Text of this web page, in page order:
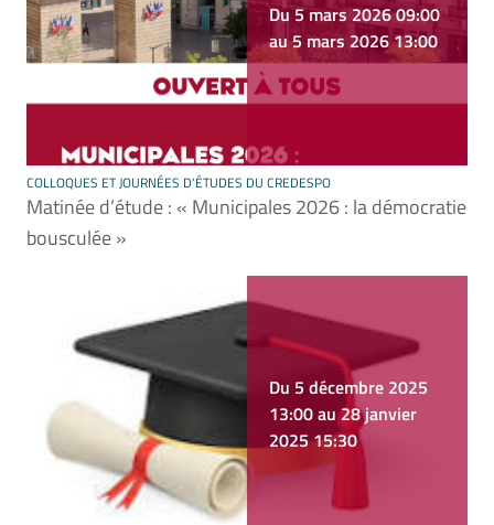
Du 5 mars 2026 09:00
au 5 mars 2026 13:00
COLLOQUES ET JOURNÉES D'ÉTUDES DU CREDESPO
Matinée d’étude : « Municipales 2026 : la démocratie
bousculée »
Du 5 décembre 2025
13:00 au 28 janvier
2025 15:30